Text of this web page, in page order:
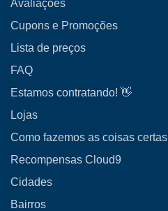
Avaliações
Cupons e Promoções
Lista de preços
FAQ
Estamos contratando! 👋
Lojas
Como fazemos as coisas certas
Recompensas Cloud9
Cidades
Bairros